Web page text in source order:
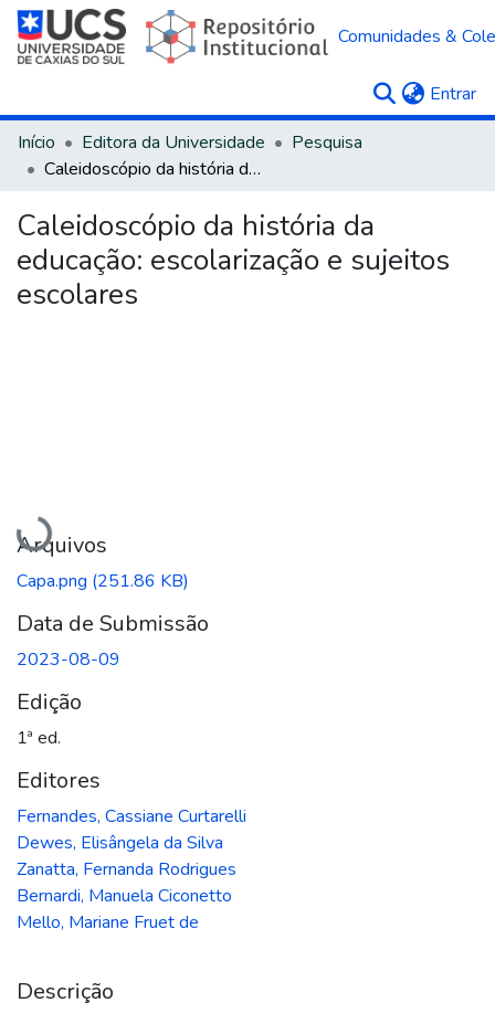
Comunidades &
Entrar
Início Editora da Universidade
Pesquisa
Caleidoscópio da história da educação: escolarização e sujeitos escolares
Caleidoscópio da história da
educação: escolarização e sujeitos
escolares
Carregando...
Arquivos
Capa.png (251.86 KB)
Data de Submissão
2023-08-09
Edição
1ª ed.
Editores
Fernandes, Cassiane Curtarelli
Dewes, Elisângela da Silva
Zanatta, Fernanda Rodrigues
Bernardi, Manuela Ciconetto
Mello, Mariane Fruet de
Descrição